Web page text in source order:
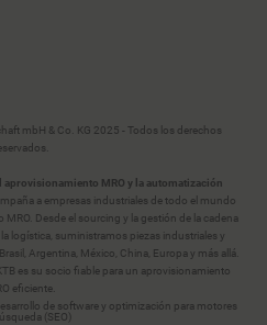
mbH & Co. KG 2025 - Todos los derechos
MRO y la automatización
a empresas industriales de todo el mundo
Desde el sourcing y la gestión de la cadena
logística, suministramos piezas industriales y
Argentina, México, China, Europa y más allá.
es su socio fiable para un aprovisionamiento
eficiente.
de software y optimización para motores
(SEO)